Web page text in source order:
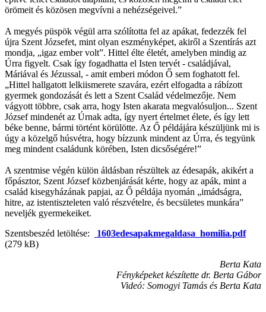
örömeit és közösen megvívni a nehézségeivel.”
A megyés püspök végül arra szólította fel az apákat, fedezzék fel
újra Szent Józsefet, mint olyan eszményképet, akiről a Szentírás azt
mondja, „igaz ember volt”. Hittel élte életét, amelyben mindig az
Úrra figyelt. Csak így fogadhatta el Isten tervét - családjával,
Máriával és Jézussal, - amit emberi módon Ő sem foghatott fel.
„Hittel hallgatott lelkiismerete szavára, ezért elfogadta a rábízott
gyermek gondozását és lett a Szent Család védelmezője. Nem
vágyott többre, csak arra, hogy Isten akarata megvalósuljon... Szent
József mindenét az Úrnak adta, így nyert értelmet élete, és így lett
béke benne, bármi történt körülötte. Az Ő példájára készüljünk mi is
úgy a közelgő húsvétra, hogy bízzunk mindent az Úrra, és tegyünk
meg mindent családunk körében, Isten dicsőségére!”
A szentmise végén külön áldásban részültek az édesapák, akikért a
főpásztor, Szent József közbenjárását kérte, hogy az apák, mint a
család kisegyházának papjai, az Ő példája nyomán „imádságra,
hitre, az istentiszteleten való részvételre, és becsületes munkára”
neveljék gyermekeiket.
Szentsbeszéd letöltése:
1603edesapakmegaldasa_homilia.pdf
(279 kB)
Berta Kata
Fényképeket készítette dr. Berta Gábor
Videó: Somogyi Tamás és Berta Kata